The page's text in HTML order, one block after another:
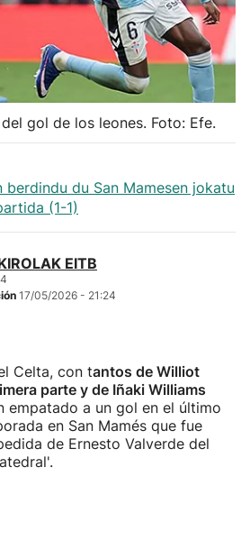
gol de los leones. Foto: Efe.
du San Mamesen jokatu
(1-1)
EITB
17/05/2026 - 21:24
Celta, con tantos de Williot
parte y de Iñaki Williams
empatado a un gol en el último
en San Mamés que fue
de Ernesto Valverde del